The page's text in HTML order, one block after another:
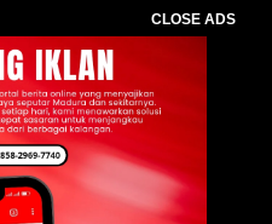
CLOSE ADS